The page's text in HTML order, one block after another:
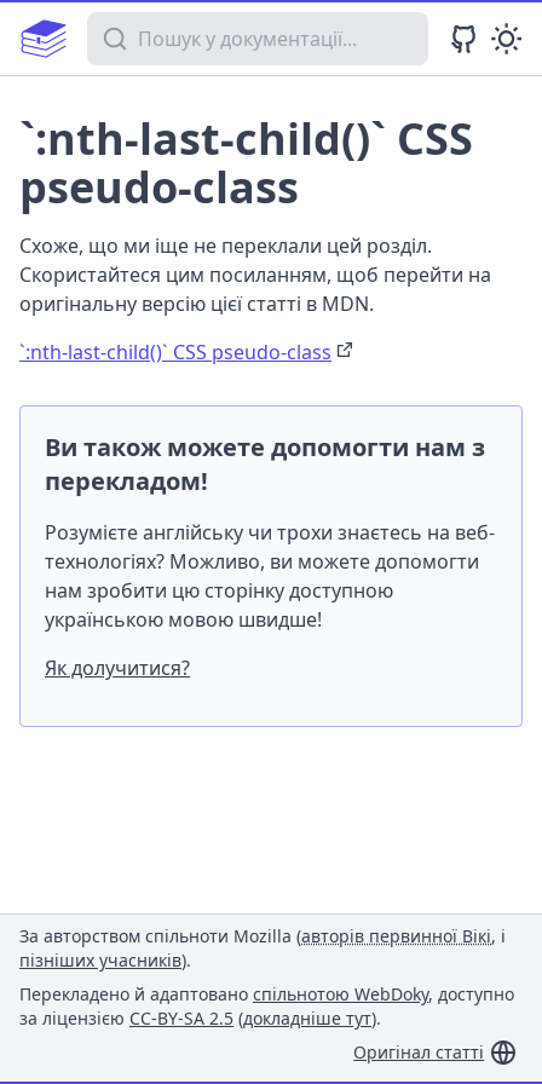
Пошук у документації
`:nth-last-child()` CSS
pseudo-class
Схоже, що ми іще не переклали цей розділ.
Скористайтеся цим посиланням, щоб перейти на
оригінальну версію цієї статті в MDN.
`:nth-last-child()` CSS pseudo-class
Ви також можете допомогти нам з
перекладом!
Розумієте англійську чи трохи знаєтесь на веб-
технологіях? Можливо, ви можете допомогти
нам зробити цю сторінку доступною
українською мовою швидше!
Як долучитися?
За авторством спільноти Mozilla (авторів первинної Вікі, і
пізніших учасників).
Перекладено й адаптовано спільнотою WebDoky, доступно
за ліцензією CC-BY-SA 2.5 (докладніше тут).
Оригінал статті